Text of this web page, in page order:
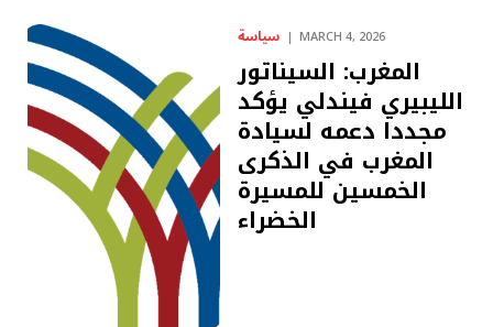
سياسة MARCH 4, 2026
المغرب: السيناتور
الليبيري فيندلي يؤكد
مجددا دعمه لسيادة
المغرب في الذكرى
الخمسين للمسيرة
الخضراء